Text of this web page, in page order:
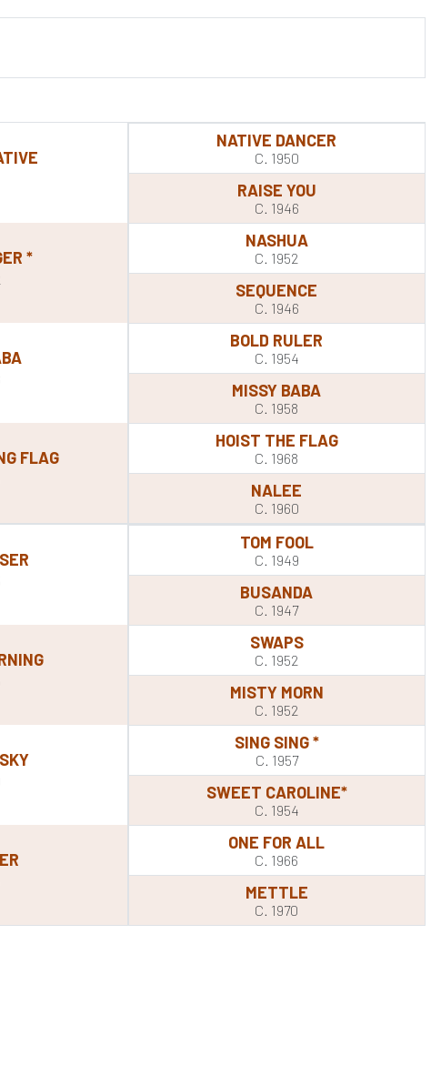
*
FLAG
NATIVE DANCER
C. 1950
RAISE YOU
C. 1946
NASHUA
C. 1952
SEQUENCE
C. 1946
BOLD RULER
C. 1954
MISSY BABA
C. 1958
HOIST THE FLAG
C. 1968
NALEE
C. 1960
TOM FOOL
C. 1949
BUSANDA
C. 1947
SWAPS
C. 1952
MISTY MORN
C. 1952
SING SING *
C. 1957
SWEET CAROLINE*
C. 1954
ONE FOR ALL
C. 1966
METTLE
C. 1970